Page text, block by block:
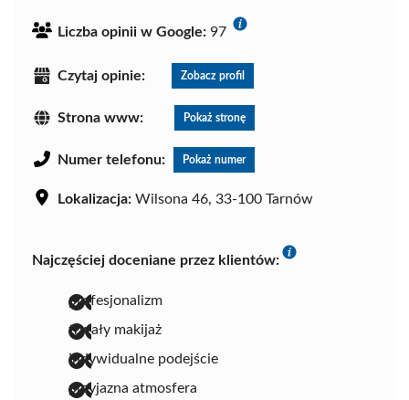
Liczba opinii w Google: 97
Czytaj opinie: Zobacz profil
Strona www: Pokaż stronę
Numer telefonu: Pokaż numer
Lokalizacja: Wilsona 46, 33-100 Tarnów
Najczęściej doceniane przez klientów:
profesjonalizm
trwały makijaż
indywidualne podejście
przyjazna atmosfera